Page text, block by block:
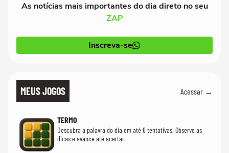
As notícias mais importantes do dia direto no seu
ZAP
Inscreva-se
MEUS JOGOS Acessar →
TERMO
Descubra a palavra do dia em até 6 tentativas. Observe as
dicas e avance até acertar.